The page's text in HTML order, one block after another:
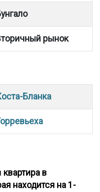
рынок
Бланка
квартира в
находится на 1-